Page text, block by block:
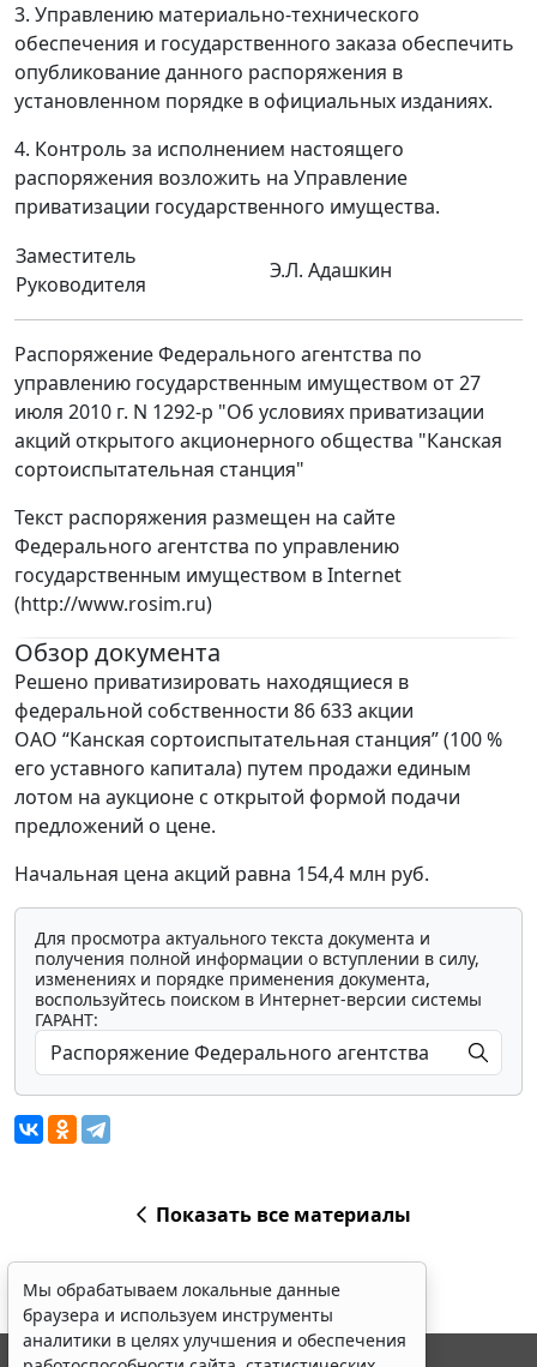
3. Управлению материально-технического
обеспечения и государственного заказа обеспечить
опубликование данного распоряжения в
установленном порядке в официальных изданиях.
4. Контроль за исполнением настоящего
распоряжения возложить на Управление
приватизации государственного имущества.
Заместитель
Руководителя
Э.Л. Адашкин
Распоряжение Федерального агентства по
управлению государственным имуществом от 27
июля 2010 г. N 1292-р "Об условиях приватизации
акций открытого акционерного общества "Канская
сортоиспытательная станция"
Текст распоряжения размещен на сайте
Федерального агентства по управлению
государственным имуществом в Internet
(http://www.rosim.ru)
Обзор документа
Решено приватизировать находящиеся в
федеральной собственности 86 633 акции
ОАО “Канская сортоиспытательная станция” (100 %
его уставного капитала) путем продажи единым
лотом на аукционе с открытой формой подачи
предложений о цене.
Начальная цена акций равна 154,4 млн руб.
Для просмотра актуального текста документа и
получения полной информации о вступлении в силу,
изменениях и порядке применения документа,
воспользуйтесь поиском в Интернет-версии системы
ГАРАНТ:
Показать все материалы
Мы обрабатываем локальные данные
браузера и используем инструменты
аналитики в целях улучшения и обеспечения